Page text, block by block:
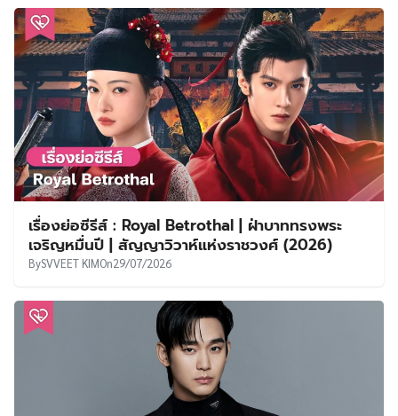
เรื่องย่อซีรีส์ : Royal Betrothal | ฝ่าบาททรงพระ
เจริญหมื่นปี | สัญญาวิวาห์แห่งราชวงศ์ (2026)
BySVVEET KIMOn29/07/2026